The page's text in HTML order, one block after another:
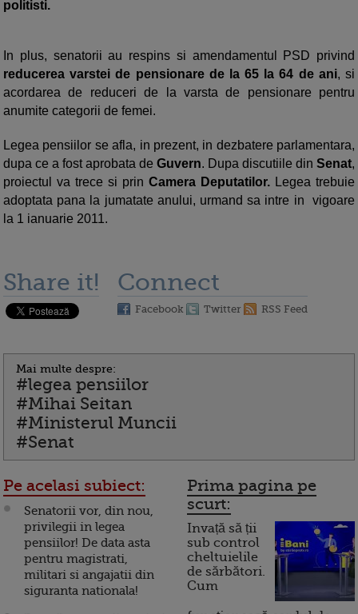
politisti.
In plus, senatorii au respins si amendamentul PSD privind
reducerea varstei de pensionare de la 65 la 64 de ani, si
acordarea de reduceri de la varsta de pensionare pentru
anumite categorii de femei.
Legea pensiilor se afla, in prezent, in dezbatere parlamentara,
dupa ce a fost aprobata de Guvern. Dupa discutiile din Senat,
proiectul va trece si prin Camera Deputatilor. Legea trebuie
adoptata pana la jumatate anului, urmand sa intre in vigoare
la 1 ianuarie 2011.
Share it! Connect
Facebook Twitter RSS Feed
Mai multe despre:
#legea pensiilor
#Mihai Seitan
#Ministerul Muncii
#Senat
Pe acelasi subiect:
Senatorii vor, din nou,
privilegii in legea
pensiilor! De data asta
pentru magistrati,
militari si angajatii din
siguranta nationala!
Prima pagina pe
scurt:
Invață să ții
sub control
cheltuielile
de sărbători.
Cum